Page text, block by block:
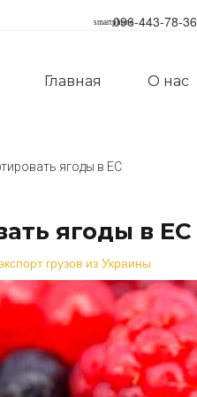
smartphone096-443-78-36
Главная О нас
ягоды в ЕС
ягоды в ЕС
грузов из Украины